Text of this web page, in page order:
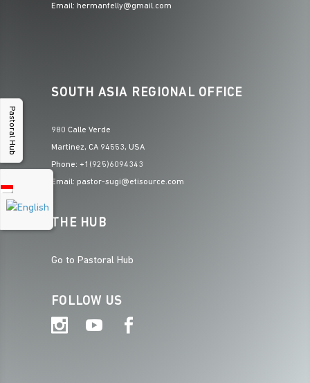
Pastoral Hub
Email: hermanfelly@gmail.com
SOUTH ASIA REGIONAL OFFICE
980 Calle Verde
Martinez, CA 94553, USA
Phone: +1(925)6094343
Email: pastor-sugi@etisource.com
THE HUB
Go to Pastoral Hub
FOLLOW US